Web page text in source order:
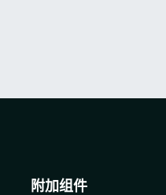
附加组件